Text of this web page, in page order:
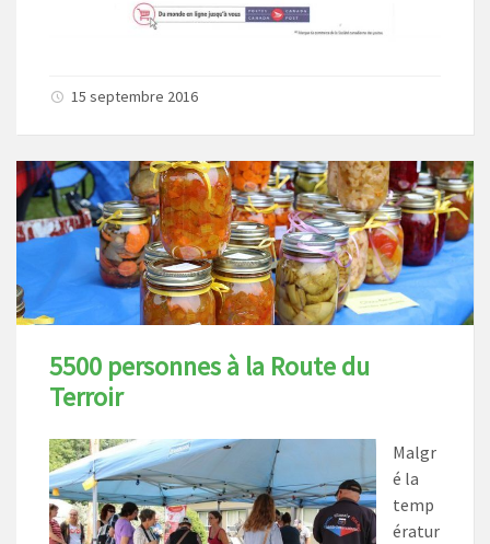
15 septembre 2016
5500 personnes à la Route du
Terroir
Malgr
é la
temp
ératur